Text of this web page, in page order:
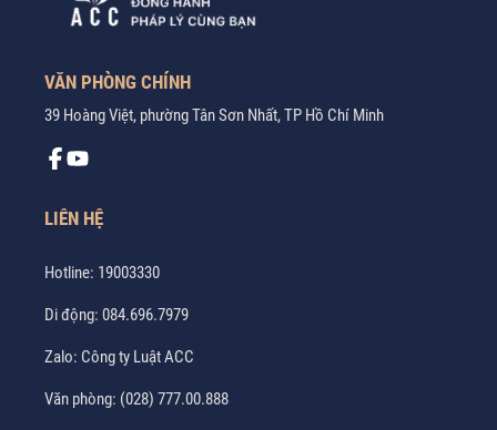
VĂN PHÒNG CHÍNH
39 Hoàng Việt, phường Tân Sơn Nhất, TP Hồ Chí Minh
LIÊN HỆ
Hotline: 19003330
Di động: 084.696.7979
Zalo: Công ty Luật ACC
Văn phòng: (028) 777.00.888